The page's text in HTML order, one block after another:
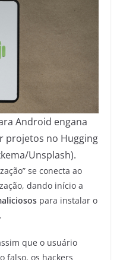
Android engana
projetos no Hugging
Unsplash).
se conecta ao
dando início a
para instalar o
que o usuário
falso, os hackers